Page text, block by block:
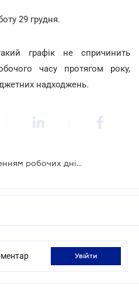
29 грудня.
графік не спричинить
часу протягом року,
надходжень.
Уряд визначився з перенесенням робочих днів у 2018 році
увійти